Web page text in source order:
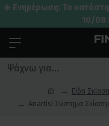
☀️ Ενημέρωση: Το
10/08
Είδη
Anartisi Σύστημα